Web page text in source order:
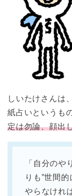
しいたけさんは
紙占いというも
定は勿論、顔出
「自分のや
りも‟世間
やらなけれ